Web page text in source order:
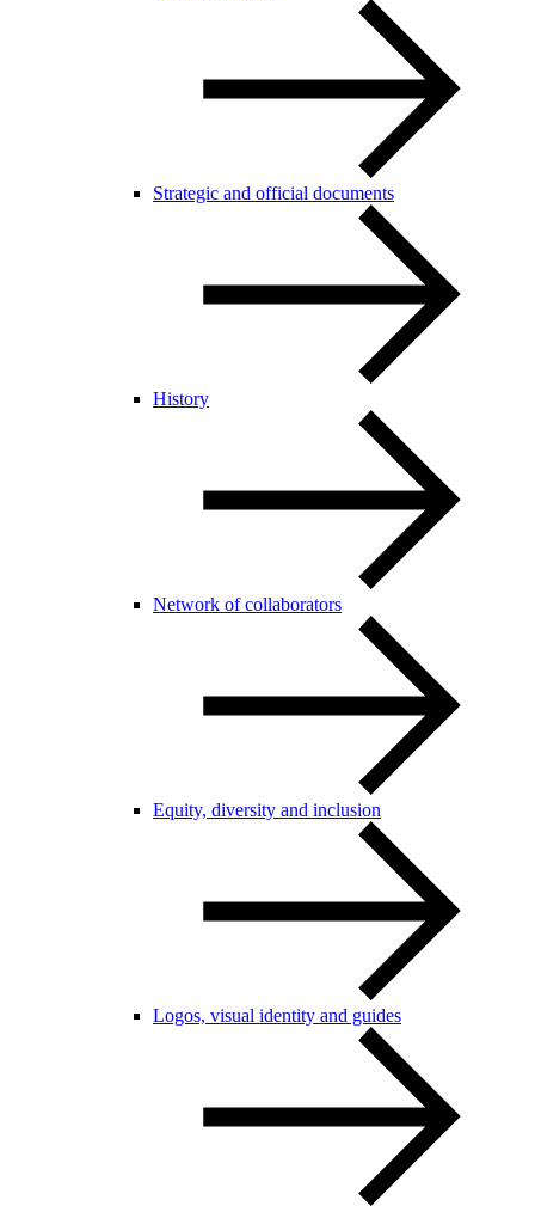
Strategic and official documents
History
Network of collaborators
Equity, diversity and inclusion
Logos, visual identity and guides